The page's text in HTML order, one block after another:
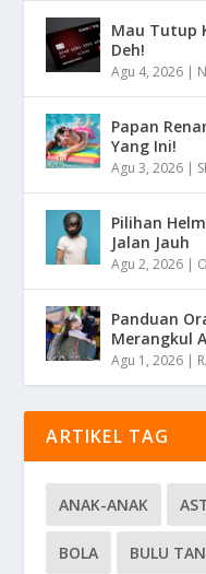
Mau Tutup
Deh!
Agu 4, 2026 |
Papan
Yang Ini!
Agu 3, 2026 |
Pilihan
Jalan Jauh
Agu 2, 2026 |
Panduan
Merangkul
Agu 1, 2026 |
ARTIKEL TAG
ANAK-ANAK
BOLA BULU